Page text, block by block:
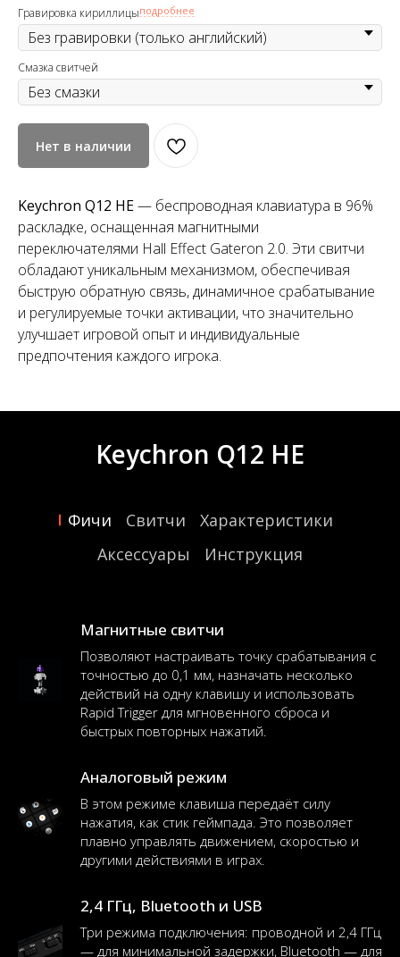
Гравировка кириллицыподробнее
Смазка свитчей
Нет в наличии
Keychron Q12 HE— беспроводная клавиатура в 96%
раскладке, оснащенная магнитными
переключателями Hall Effect Gateron 2.0. Эти свитчи
обладают уникальным механизмом, обеспечивая
быструю обратную связь, динамичное срабатывание
и регулируемые точки активации, что значительно
улучшает игровой опыт и индивидуальные
предпочтения каждого игрока.
Keychron Q12 HE
Фичи Свитчи
Характеристики
Аксессуары
Инструкция
Магнитные свитчи
Позволяют настраивать точку срабатывания с
точностью до 0,1 мм, назначать несколько
действий на одну клавишу и использовать
Rapid Trigger для мгновенного сброса и
быстрых повторных нажатий.
Аналоговый режим
В этом режиме клавиша передаёт силу
нажатия, как стик геймпада. Это позволяет
плавно управлять движением, скоростью и
другими действиями в играх.
2,4 ГГц, Bluetooth и USB
Три режима подключения: проводной и 2,4 ГГц
— для минимальной задержки, Bluetooth — для